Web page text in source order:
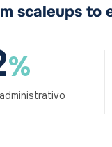
scaleups to
%